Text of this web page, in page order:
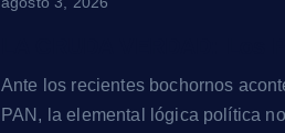
Ante los recientes bochornos
PAN, la elemental lógica política